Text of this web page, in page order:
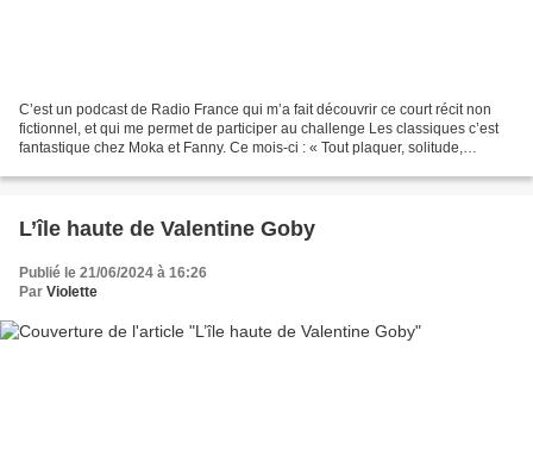
C’est un podcast de Radio France qui m’a fait découvrir ce court récit non
fictionnel, et qui me permet de participer au challenge Les classiques c’est
fantastique chez Moka et Fanny. Ce mois-ci : « Tout plaquer, solitude,
L’île haute de Valentine Goby
Publié le 21/06/2024 à 16:26
Par Violette